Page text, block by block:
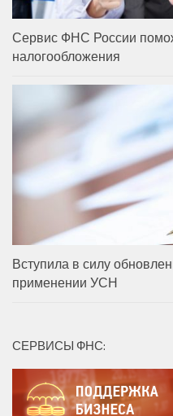
Сервис ФНС России
налогообложения
Вступила в силу
применении УСН
СЕРВИСЫ ФНС: